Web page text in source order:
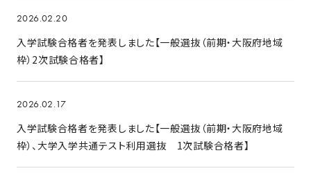
2026.02.20
入学試験合格者を発表しました【一般選抜（前期・大阪府地域
枠）2次試験合格者】
2026.02.17
入学試験合格者を発表しました【一般選抜（前期・大阪府地域
枠）、大学入学共通テスト利用選抜 1次試験合格者】